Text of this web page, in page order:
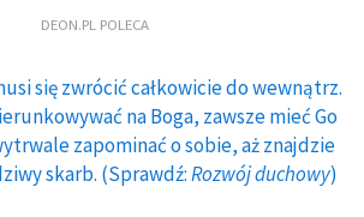
DEON.PL POLECA
się zwrócić całkowicie do wewnątrz.
na Boga, zawsze mieć Go
zapominać o sobie, aż znajdzie
skarb. (Sprawdź:Rozwój duchowy)